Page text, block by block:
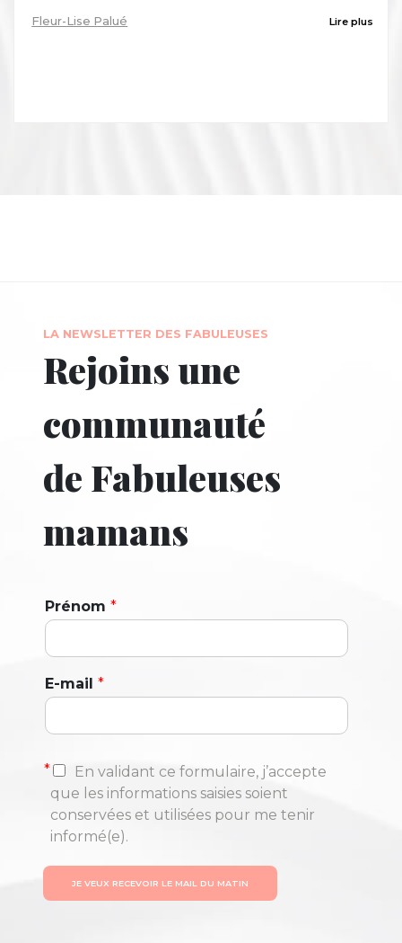
Fleur-Lise Palué Lire plus
LA NEWSLETTER DES FABULEUSES
Rejoins une
communauté
de Fabuleuses
mamans
Prénom *
E-mail *
*
En validant ce formulaire, j’accepte
que les informations saisies soient
conservées et utilisées pour me tenir
informé(e).
JE VEUX RECEVOIR LE MAIL DU MATIN